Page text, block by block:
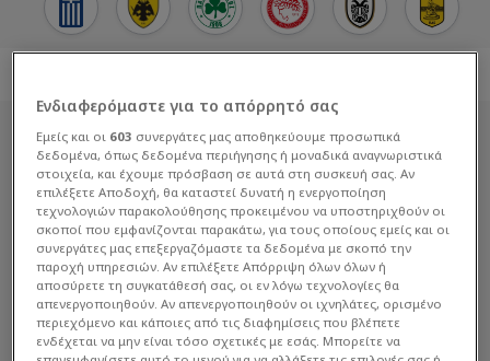
Ενδιαφερόμαστε για το απόρρητό σας
Εμείς και οι 603 συνεργάτες μας αποθηκεύουμε προσωπικά
δεδομένα, όπως δεδομένα περιήγησης ή μοναδικά αναγνωριστικά
στοιχεία, και έχουμε πρόσβαση σε αυτά στη συσκευή σας. Αν
επιλέξετε Αποδοχή, θα καταστεί δυνατή η ενεργοποίηση
τεχνολογιών παρακολούθησης προκειμένου να υποστηριχθούν οι
σκοποί που εμφανίζονται παρακάτω, για τους οποίους εμείς και οι
συνεργάτες μας επεξεργαζόμαστε τα δεδομένα με σκοπό την
παροχή υπηρεσιών. Αν επιλέξετε Απόρριψη όλων όλων ή
αποσύρετε τη συγκατάθεσή σας, οι εν λόγω τεχνολογίες θα
απενεργοποιηθούν. Αν απενεργοποιηθούν οι ιχνηλάτες, ορισμένο
περιεχόμενο και κάποιες από τις διαφημίσεις που βλέπετε
ενδέχεται να μην είναι τόσο σχετικές με εσάς. Μπορείτε να